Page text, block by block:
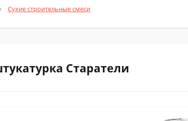
Сухие строительные смеси
Старатели